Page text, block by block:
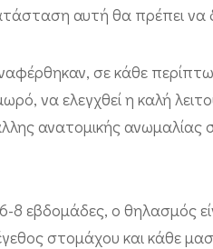
αυτή θα πρέπει να
σε κάθε
να ελεγχθεί η καλή
ανατομικής
8 εβδομάδες, ο θηλασμός
στομάχου και κάθε